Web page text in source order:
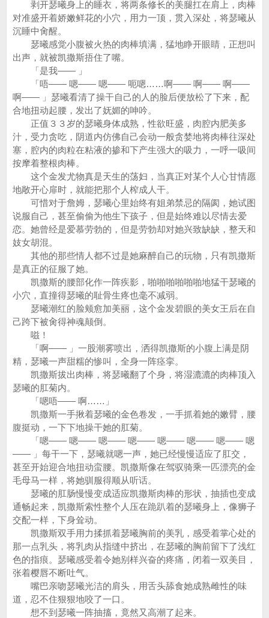
剥开瑟曦身上的睡衣，将两条修长的美腿扛在肩上，肉棒
对准盛开着娇嫩鲜花的小穴，用力一顶，贯入深处，将瑟曦从
沉睡中肏醒。
瑟曦感觉小腹被火热的肉棒填满，猛地睁开眼睛，正想叫
出声，就被凯撒斯捂住了嘴。
「是我—— 」
「唔—— 嗯—— 嗯—— 呃嗯……啊—— 啊—— 啊——
啊—— 」瑟曦看清了操干自己的人的脸后便放松了下来，配
合地扭动起腰，发出了妩媚的呻吟。
正值３３岁的瑟曦身体成熟，性欲旺盛，肉腔内肥美多
汁，受力贪吃，阴道内仿佛自己会动一般贪婪地将肉棒往深处
塞，腔内的肉粒在粘液的掺和下产生强大的吸力，一呼一吸间
按摩着整根肉棒。
这个金发尤物真是天生的荡妇，当真正对某个人心甘情愿
地敞开心扉时，就能把那个人榨成人干。
可惜对于詹姆，瑟曦心里始终有姐弟禁忌的隔阂，她试图
说服自己，甚至偷偷为他生下孩子，但是始终难以尽情去爱
恋。她曾经是爱慕劳勃的，但是劳勃却对她兴致缺缺，整天和
妓女胡混。
其他的那些情人都不过是她麻醉自己的玩物，只有凯撒斯
是真正的征服了她。
凯撒斯的腰部化作一阵疾影，啪啪啪啪啪啪地猛干瑟曦的
小穴，直撞得瑟曦的耻骨生疼也毫不减弱。
瑟曦潮红的脸颊愈加美丽，这个金发碧眼的美女王后在自
己跨下被肏得神魂颠倒。
嗞！
「啊—— 」一股潮雾喷出，洒得凯撒斯的小腹上满是阴
精，瑟曦一声甜糯的惨叫，全身一阵痉挛。
凯撒斯拔出肉棒，将瑟曦翻了个身，将湿漉漉的肉棒顶入
瑟曦的肛菊内。
「嗯唔—— 啊……」
凯撒斯一手揪着瑟曦的金色卷发，一手抓着她的嫩臂，腰
腹挺动，一下下地操干她的肛菊。
「嗯—— 嗯—— 嗯—— 嗯—— 嗯—— 嗯—— 嗯—— 嗯
—— 」每干一下，瑟曦就嗯一声，她已经慢慢适应了肛交，
甚至开始迎合地扭动蛮腰。凯撒斯像在驾驭骑乘一匹漂亮的金
毛母马一样，将她驯服得顺从听话。
瑟曦的肛肠慢慢变成适应凯撒斯肉棒的形状，抽插也变成
通畅起来，凯撒斯索性整个人压在跪趴着的瑟曦身上，像狮子
交配一样，下身耸动。
凯撒斯双手用力揉抓着瑟曦胸前的美乳，感受着掌心处的
那一点乳头，将乳肉从指缝中挤出，在瑟曦的胸前留下了浅红
色的指痕。瑟曦感受着令她别样兴奋的疼痛，闭着一双美目，
张着樱唇不断吐气。
嘴巴亲吻瑟曦光洁的肩头，用舌头舔食她成熟雌性的味
道，忍不住狠狠地咬了一口。
想不到瑟曦一阵抽搐，竟然又高潮了起来。